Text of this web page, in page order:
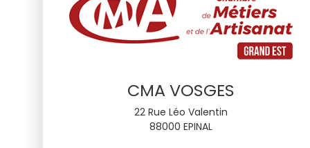
CMA VOSGES
22 Rue Léo Valentin
88000 EPINAL